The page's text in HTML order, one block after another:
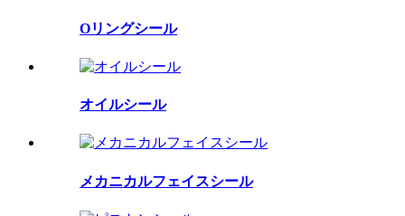
Oリングシール
オイルシール
メカニカルフェイスシール